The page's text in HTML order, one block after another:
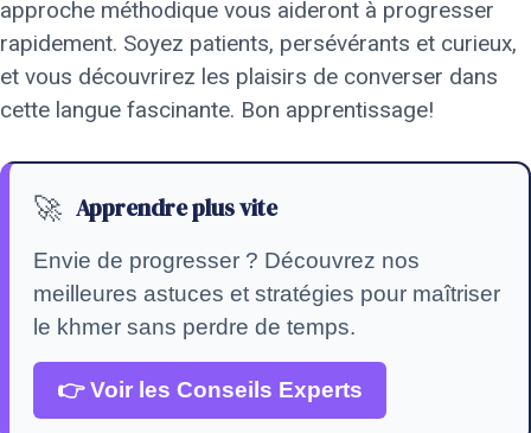
approche méthodique vous aideront à progresser
rapidement. Soyez patients, persévérants et curieux,
et vous découvrirez les plaisirs de converser dans
cette langue fascinante. Bon apprentissage!
🚀 Apprendre plus vite
Envie de progresser ? Découvrez nos
meilleures astuces et stratégies pour maîtriser
le khmer sans perdre de temps.
👉 Voir les Conseils Experts